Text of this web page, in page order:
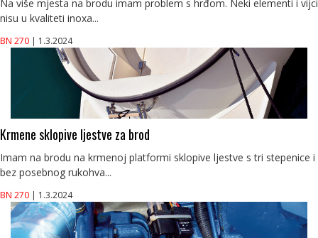
Na više mjesta na brodu imam problem s hrđom. Neki elementi i vijci
nisu u kvaliteti inoxa...
BN 270 | 1.3.2024
Krmene sklopive ljestve za brod
Imam na brodu na krmenoj platformi sklopive ljestve s tri stepenice i
bez posebnog rukohva...
BN 270 | 1.3.2024